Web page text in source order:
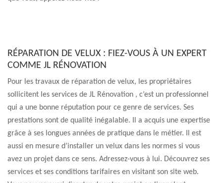
RÉPARATION DE VELUX : FIEZ-VOUS À UN EXPERT
COMME JL RÉNOVATION
Pour les travaux de réparation de velux, les propriétaires
sollicitent les services de JL Rénovation , c’est un professionnel
qui a une bonne réputation pour ce genre de services. Ses
prestations sont de qualité inégalable. Il a acquis une expertise
grâce à ses longues années de pratique dans le métier. Il est
aussi en mesure d’installer un velux dans les normes si vous
avez un projet dans ce sens. Adressez-vous à lui. Découvrez ses
services et ses conditions tarifaires en visitant son site web.